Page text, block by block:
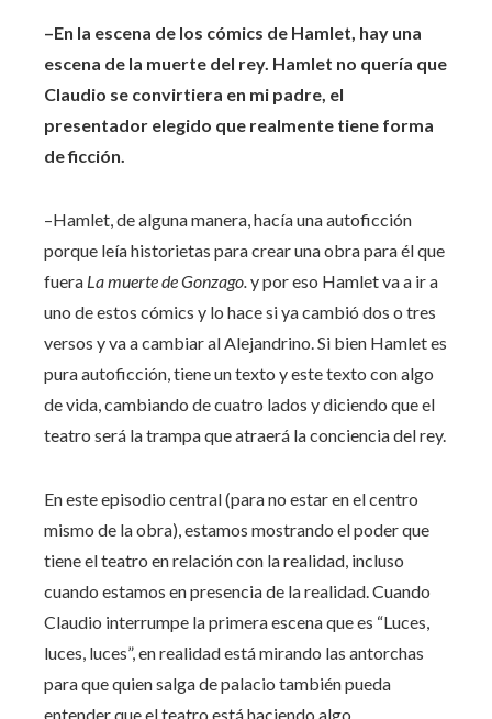
–En la escena de los cómics de Hamlet, hay una
escena de la muerte del rey. Hamlet no quería que
Claudio se convirtiera en mi padre, el
presentador elegido que realmente tiene forma
de ficción.
–Hamlet, de alguna manera, hacía una autoficción
porque leía historietas para crear una obra para él que
fuera La muerte de Gonzago.y por eso Hamlet va a ir a
uno de estos cómics y lo hace si ya cambió dos o tres
versos y va a cambiar al Alejandrino. Si bien Hamlet es
pura autoficción, tiene un texto y este texto con algo
de vida, cambiando de cuatro lados y diciendo que el
teatro será la trampa que atraerá la conciencia del rey.
En este episodio central (para no estar en el centro
mismo de la obra), estamos mostrando el poder que
tiene el teatro en relación con la realidad, incluso
cuando estamos en presencia de la realidad. Cuando
Claudio interrumpe la primera escena que es “Luces,
luces, luces”, en realidad está mirando las antorchas
para que quien salga de palacio también pueda
entender que el teatro está haciendo algo.